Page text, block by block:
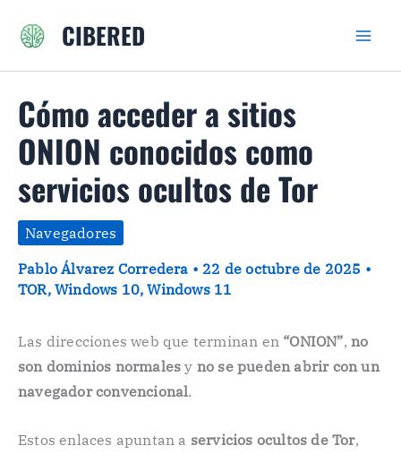
CIBERED
Cómo acceder a sitios
ONION conocidos como
servicios ocultos de Tor
Navegadores
Pablo Álvarez Corredera • 22 de octubre de 2025 •
TOR,Windows 10,Windows 11
Las direcciones web que terminan en “ONION”,no
son dominios normales y no se pueden abrir con un
navegador convencional.
Estos enlaces apuntan a servicios ocultos de Tor,